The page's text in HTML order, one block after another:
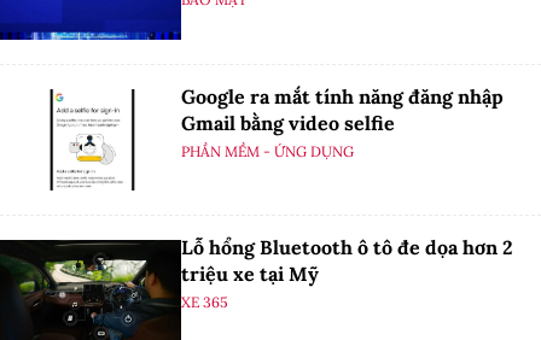
Google ra mắt tính năng đăng nhập
Gmail bằng video selfie
PHẦN MỀM - ỨNG DỤNG
Lỗ hổng Bluetooth ô tô đe dọa hơn 2
triệu xe tại Mỹ
XE 365